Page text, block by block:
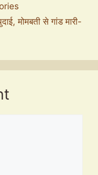
मोमबती से गांड मारी-